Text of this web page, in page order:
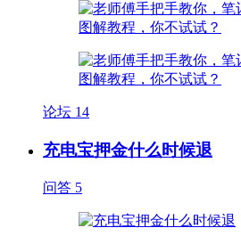
论坛 14
充电宝押金什么时候退
问答 5